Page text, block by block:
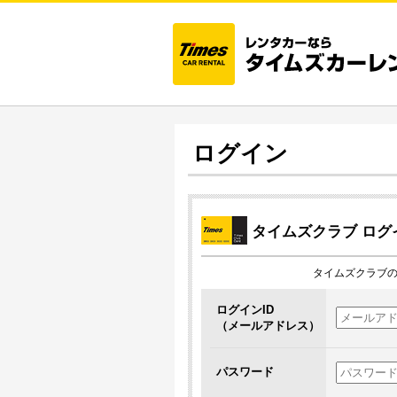
ログイン
タイムズクラブ ロ
タイムズクラブ
ログインID
（メールアドレス）
パスワード